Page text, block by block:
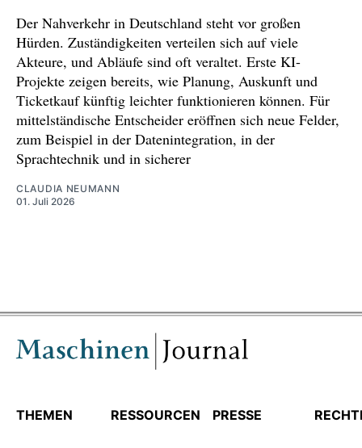
Der Nahverkehr in Deutschland steht vor großen
Hürden. Zuständigkeiten verteilen sich auf viele
Akteure, und Abläufe sind oft veraltet. Erste KI-
Projekte zeigen bereits, wie Planung, Auskunft und
Ticketkauf künftig leichter funktionieren können. Für
mittelständische Entscheider eröffnen sich neue Felder,
zum Beispiel in der Datenintegration, in der
Sprachtechnik und in sicherer
CLAUDIA NEUMANN
01. Juli 2026
THEMEN RESSOURCEN PRESSE